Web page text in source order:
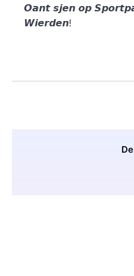
𝙊𝙖𝙣𝙩 𝙨𝙟𝙚𝙣 𝙤𝙥
𝙒𝙞𝙚𝙧𝙙𝙚𝙣!